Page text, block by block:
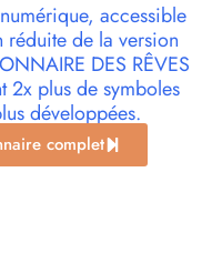
accessible
réduite de la version
DES RÊVES
2x plus de symboles
développées.
complet